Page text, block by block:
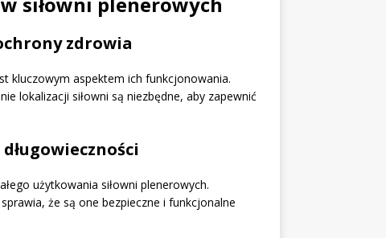
zdrowia
kluczowym aspektem ich funkcjonowania.
lokalizacji siłowni są niezbędne, aby zapewnić
użytkowania siłowni plenerowych.
że są one bezpieczne i funkcjonalne